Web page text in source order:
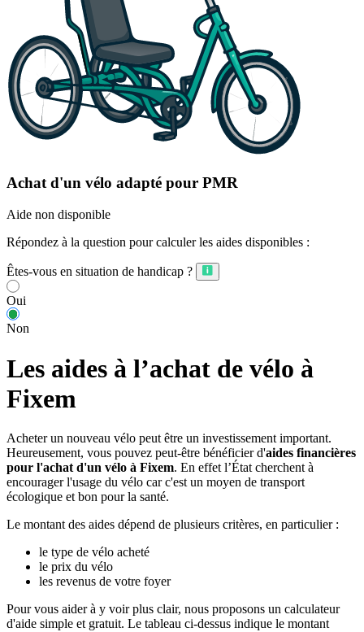
Achat d'un vélo adapté pour PMR
Aide non disponible
Répondez à la question pour calculer les aides disponibles :
Êtes-vous en situation de handicap ?
Oui
Non
Les aides à l’achat de vélo à
Fixem
Acheter un nouveau vélo peut être un investissement important.
Heureusement, vous pouvez peut-être bénéficier d'aides financières
pour l'achat d'un vélo à Fixem. En effet l’État cherchent à
encourager l'usage du vélo car c'est un moyen de transport
écologique et bon pour la santé.
Le montant des aides dépend de plusieurs critères, en particulier :
le type de vélo acheté
le prix du vélo
les revenus de votre foyer
Pour vous aider à y voir plus clair, nous proposons un calculateur
d'aide simple et gratuit. Le tableau ci-dessus indique le montant